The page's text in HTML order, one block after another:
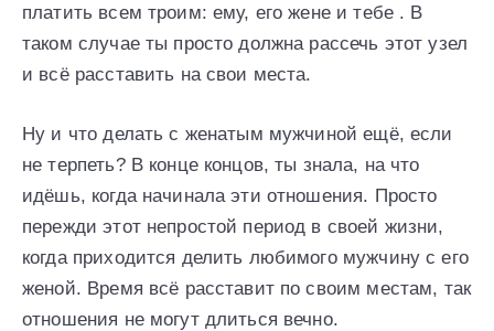
платить всем троим: ему, его жене и тебе . В
таком случае ты просто должна рассечь этот узел
и всё расставить на свои места.
Ну и что делать с женатым мужчиной ещё, если
не терпеть? В конце концов, ты знала, на что
идёшь, когда начинала эти отношения. Просто
пережди этот непростой период в своей жизни,
когда приходится делить любимого мужчину с его
женой. Время всё расставит по своим местам, так
отношения не могут длиться вечно.